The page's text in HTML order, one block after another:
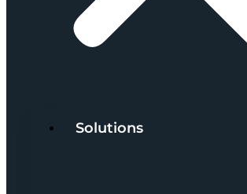
Solutions